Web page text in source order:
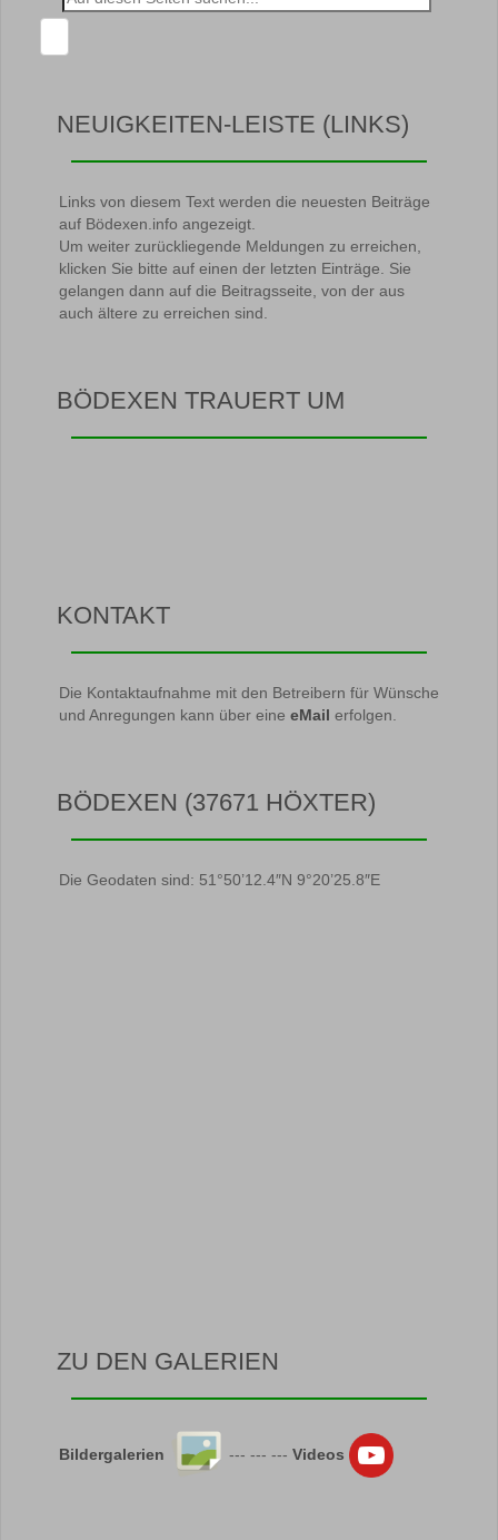
nach:
NEUIGKEITEN-LEISTE (LINKS)
Links von diesem Text werden die neuesten Beiträge
auf Bödexen.info angezeigt.
Um weiter zurückliegende Meldungen zu erreichen,
klicken Sie bitte auf einen der letzten Einträge. Sie
gelangen dann auf die Beitragsseite, von der aus
auch ältere zu erreichen sind.
BÖDEXEN TRAUERT UM
KONTAKT
Die Kontaktaufnahme mit den Betreibern für Wünsche
und Anregungen kann über eine eMail erfolgen.
BÖDEXEN (37671 HÖXTER)
Die Geodaten sind: 51°50’12.4″N 9°20’25.8″E
ZU DEN GALERIEN
Bildergalerien --- --- --- Videos